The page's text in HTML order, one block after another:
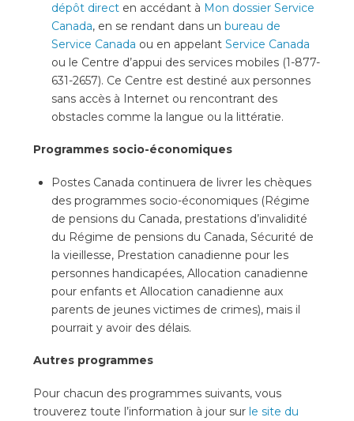
dépôt direct en accédant à Mon dossier Service
Canada, en se rendant dans unbureau de
Service Canada ou en appelantService Canada
ou le Centre d’appui des services mobiles (1-877-
631-2657). Ce Centre est destiné aux personnes
sans accès à Internet ou rencontrant des
obstacles comme la langue ou la littératie.
Programmes socio-économiques
Postes Canada continuera de livrer les chèques
des programmes socio-économiques (Régime
de pensions du Canada, prestations d’invalidité
du Régime de pensions du Canada, Sécurité de
la vieillesse, Prestation canadienne pour les
personnes handicapées, Allocation canadienne
pour enfants et Allocation canadienne aux
parents de jeunes victimes de crimes), mais il
pourrait y avoir des délais.
Autres programmes
Pour chacun des programmes suivants, vous
trouverez toute l’information à jour sur le site du